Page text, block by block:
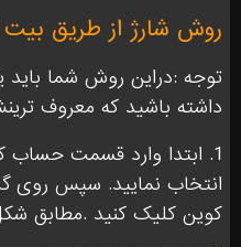
روش شارژ از طریق
توجه :دراین روش شما
داشته باشید که معروف
1. ابتدا وارد قسمت حساب
انتخاب نمایید. سپس روی
کوین کلیک کنید .مطابق